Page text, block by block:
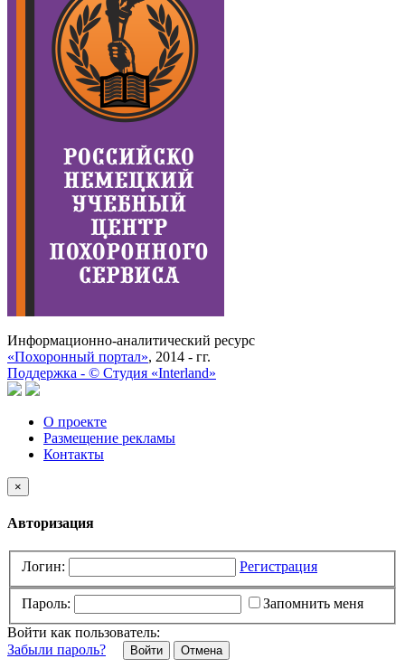
Информационно-аналитический ресурс
«Похоронный портал», 2014 - гг.
Поддержка - © Cтудия «Interland»
О проекте
Размещение рекламы
Контакты
×
Авторизация
Логин: Регистрация
Пароль:
Запомнить меня
Войти как пользователь:
Забыли пароль?
Отмена